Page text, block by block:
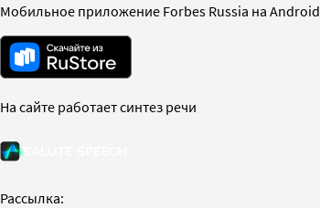
Мобильное приложение Forbes Russia на Android
На сайте работает синтез речи
Рассылка: